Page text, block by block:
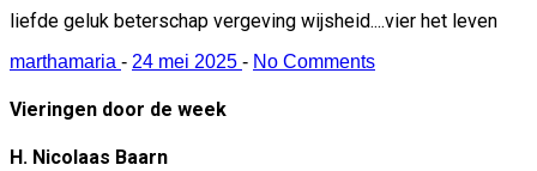
liefde geluk beterschap vergeving wijsheid....vier het leven
marthamaria - 24 mei 2025 - No Comments
Vieringen door de week
H. Nicolaas Baarn